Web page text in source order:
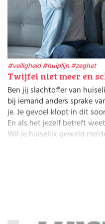
#veiligheid #hulplijn #zeghet
Twijfel niet meer en
Ben jij slachtoffer van
bij iemand anders sprake
je. Je gevoel klopt in dit
En als het jezelf betreft
Wil je huiselijk geweld
slachtoffer, meld je dan
beroep doen op Veilig